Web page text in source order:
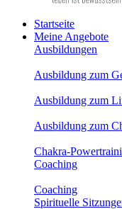
Startseite
Meine Angebote
Ausbildungen
Ausbildung zum
Ausbildung zum
Ausbildung zum
Chakra-
Coaching
Coaching
Spirituelle